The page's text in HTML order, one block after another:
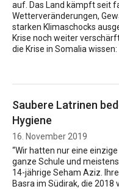
auf. Das Land kämpft seit
Wetterveränderungen,
starken Klimaschocks
Krise noch weiter
die Krise in Somalia wissen:
Saubere Latrinen
Hygiene
16. November 2019
“Wir hatten nur eine
ganze Schule und
14-jährige Seham Aziz.
Basra im Südirak, die 2018